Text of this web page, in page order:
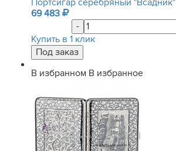
Портсигар серебряный "Всадник"
69 483
-
Купить в 1 клик
В избранном В избранное